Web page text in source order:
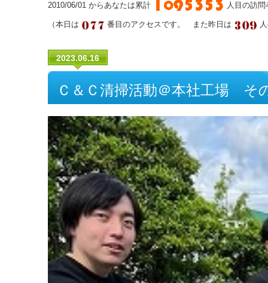
2010/06/01 からあなたは累計 人目の訪
（本日は 番目のアクセスです。 また昨日は
2023.06.16
Ｃ＆Ｃ清掃活動＠本社工場 そ